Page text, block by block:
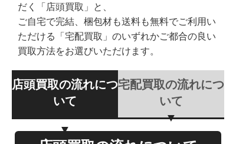
だく「店頭買取」と、
ご自宅で完結、梱包材も送料も無料でご利用い
ただける「宅配買取」のいずれかご都合の良い
買取方法をお選びいただけます。
店頭買取の流れにつ
いて
宅配買取の流れにつ
いて